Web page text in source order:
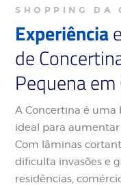
SHOPPING DA
Experiência
de
Pequena
A Concertina é uma
ideal para aumentar
Com lâminas
dificulta invasões e
residências,